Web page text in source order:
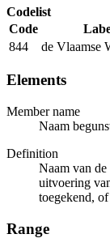
Codelist
Code
844
de Vlaamse
Elements
Member name
Naam
Definition
Naam van
uitvoering
toegekend,
Range